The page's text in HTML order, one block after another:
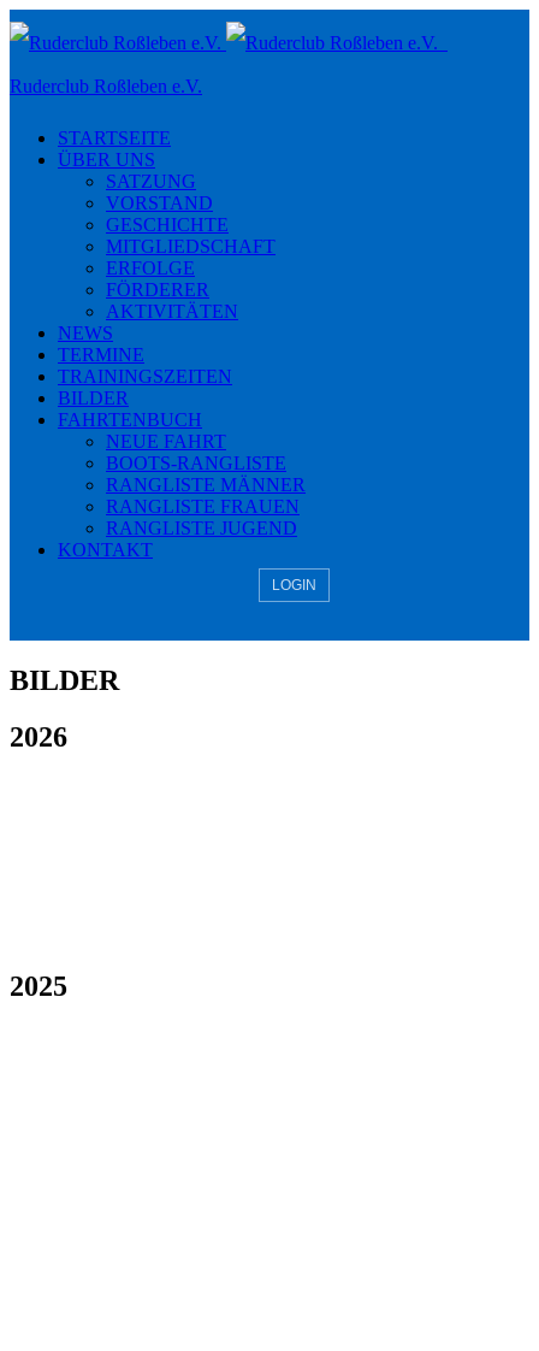
Toggle
navigation
Ruderclub Roßleben e.V.
STARTSEITE
ÜBER UNS
SATZUNG
VORSTAND
GESCHICHTE
MITGLIEDSCHAFT
ERFOLGE
FÖRDERER
AKTIVITÄTEN
NEWS
TERMINE
TRAININGSZEITEN
BILDER
FAHRTENBUCH
NEUE FAHRT
BOOTS-RANGLISTE
RANGLISTE MÄNNER
RANGLISTE FRAUEN
RANGLISTE JUGEND
KONTAKT
LOGIN
BILDER
2026
2025